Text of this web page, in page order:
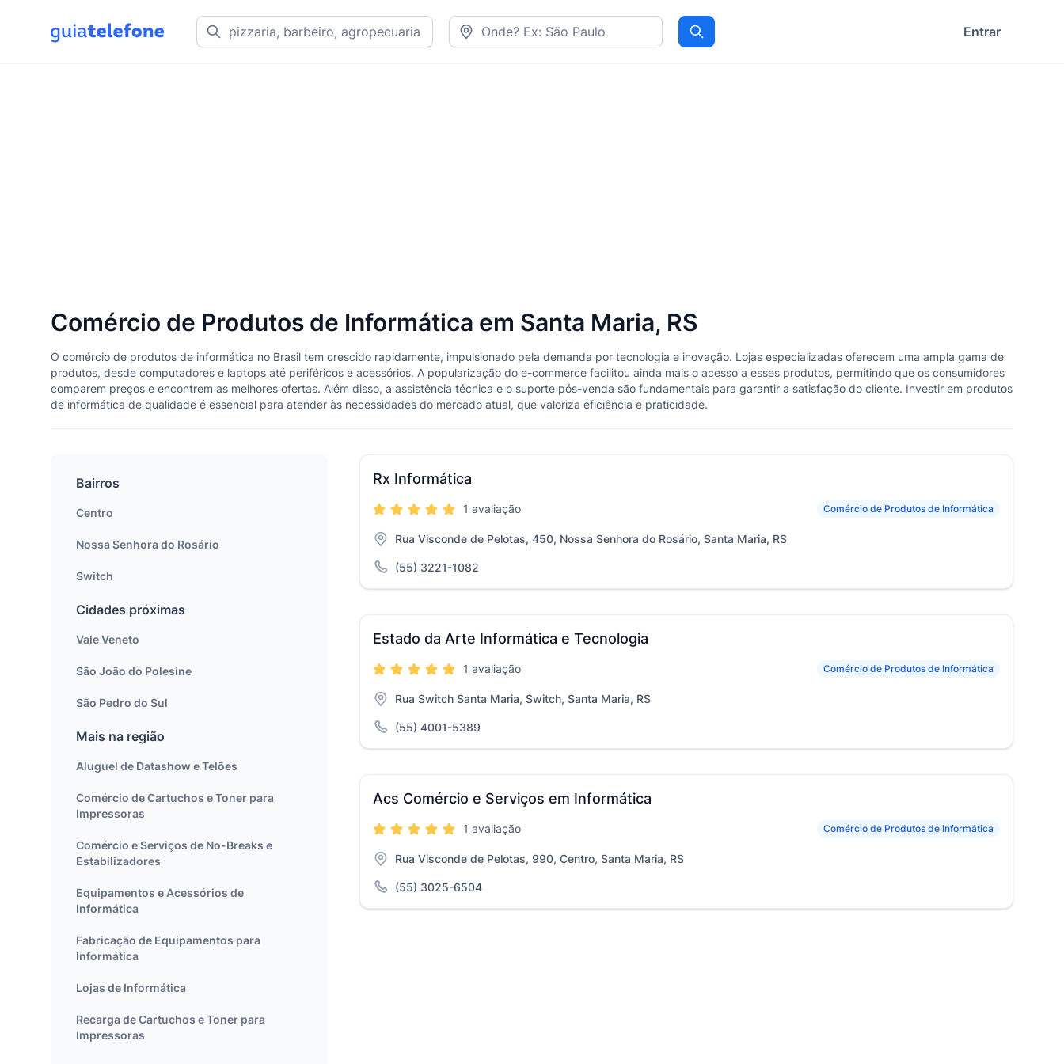
Procurar Entrar
Comércio de Produtos de Informática em Santa Maria, RS
O comércio de produtos de informática no Brasil tem crescido rapidamente, impulsionado pela demanda por tecnologia e inovação. Lojas especializadas oferecem uma ampla gama de
produtos, desde computadores e laptops até periféricos e acessórios. A popularização do e-commerce facilitou ainda mais o acesso a esses produtos, permitindo que os consumidores
comparem preços e encontrem as melhores ofertas. Além disso, a assistência técnica e o suporte pós-venda são fundamentais para garantir a satisfação do cliente. Investir em produtos
de informática de qualidade é essencial para atender às necessidades do mercado atual, que valoriza eficiência e praticidade.
Rx Informática
Comércio de Produtos de Informática
1 avaliação
Rua Visconde de Pelotas, 450, Nossa Senhora do Rosário, Santa Maria, RS
(55) 3221-1082
Estado da Arte Informática e Tecnologia
Comércio de Produtos de Informática
1 avaliação
Rua Switch Santa Maria, Switch, Santa Maria, RS
(55) 4001-5389
Acs Comércio e Serviços em Informática
Comércio de Produtos de Informática
1 avaliação
Rua Visconde de Pelotas, 990, Centro, Santa Maria, RS
(55) 3025-6504
Bairros
Centro
Nossa Senhora do Rosário
Switch
Cidades próximas
Vale Veneto
São João do Polesine
São Pedro do Sul
Mais na região
Aluguel de Datashow e Telões
Comércio de Cartuchos e Toner para
Impressoras
Comércio e Serviços de No-Breaks e
Estabilizadores
Equipamentos e Acessórios de
Informática
Fabricação de Equipamentos para
Informática
Lojas de Informática
Recarga de Cartuchos e Toner para
Impressoras